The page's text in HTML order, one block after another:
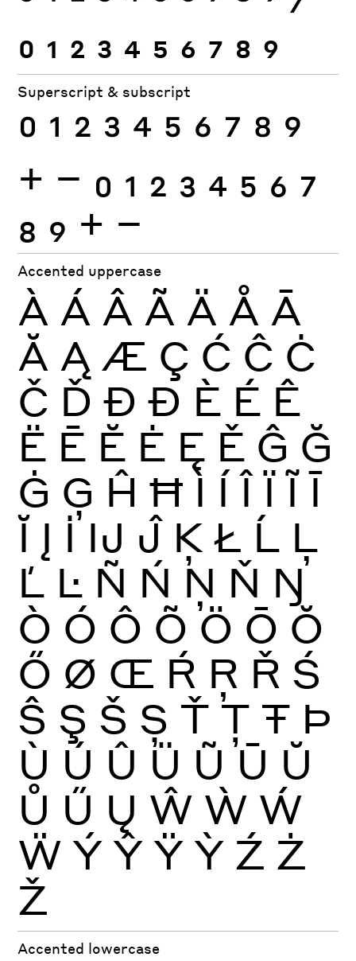
0 1 2 3 4 5 6 7 8 9
Superscript & subscript
0 1 2 3 4 5 6 7 8 9
+ − 0 1 2 3 4 5 6 7
8 9 + −
Accented uppercase
À Á Â Ã Ä Å Ā
Ă Ą Æ Ç Ć Ĉ Ċ
Č Ď Đ Ð È É Ê
Ë Ē Ĕ Ė Ę Ě Ĝ Ğ
Ġ Ģ Ĥ Ħ Ì Í Î Ï Ĩ Ī
Ĭ Į İ Ĳ Ĵ Ķ Ł Ĺ Ļ
Ľ Ŀ Ñ Ń Ņ Ň Ŋ
Ò Ó Ô Õ Ö Ō Ŏ
Ő Ø Œ Ŕ Ŗ Ř Ś
Ŝ Ş Š Ș Ť Ţ Ŧ Þ
Ù Ú Û Ü Ũ Ū Ŭ
Ů Ű Ų Ŵ Ẁ Ẃ
Ẅ Ý Ŷ Ÿ Ỳ Ź Ż
Ž
Accented lowercase